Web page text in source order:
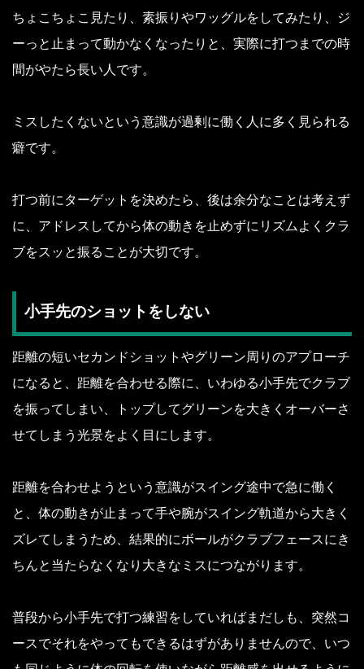
ちょこちょこ見たり、素振りやワッグルをしてみたり、ジ
ーっと止まって動かなくなったりと、実際に打つまでの時
間がやたら長い人です。
ミスしたくないという意識が過剰に働く人に多く見られる
癖です。
打つ前にターゲットを決めたら、後は余分なことは考えず
に、アドレスしてから体の動きを止めずにリズムよくクラ
ブをスッと振ることが大切です。
小手先のショットをしない
距離の短いセカンドショットやグリーン周りのアプローチ
になると、距離を合わせる際に、いわゆる小手先でクラブ
を振ってしまい、トップしてグリーンを大きくオーバーさ
せてしまう光景をよく目にします。
距離を合わせようという意識がスイング途中で急に働く
と、体の動きが止まって手や腕がスイング軌道から大きく
ズレてしまうため、結果的にボールがクラブフェースにき
ちんと当たらなくなり大きなミスにつながります。
普段から小手先で打つ練習をしていればまだしも、突然コ
ースでそれをやってもできるはずがありませんので、いつ